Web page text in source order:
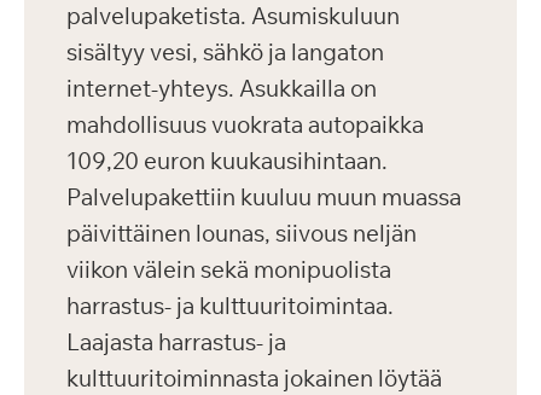
palvelupaketista. Asumiskuluun
sisältyy vesi, sähkö ja langaton
internet-yhteys. Asukkailla on
mahdollisuus vuokrata autopaikka
109,20 euron kuukausihintaan.
Palvelupakettiin kuuluu muun muassa
päivittäinen lounas, siivous neljän
viikon välein sekä monipuolista
harrastus- ja kulttuuritoimintaa.
Laajasta harrastus- ja
kulttuuritoiminnasta jokainen löytää